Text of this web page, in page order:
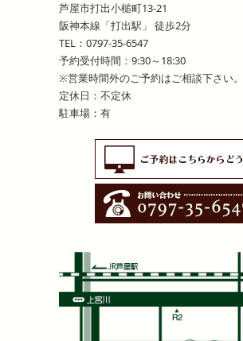
芦屋市打出小槌町13-21
阪神本線「打出駅」 徒歩2分
TEL：0797-35-6547
予約受付時間：9:30～18:30
※営業時間外のご予約はご相談下さい。
定休日：不定休
駐車場：有